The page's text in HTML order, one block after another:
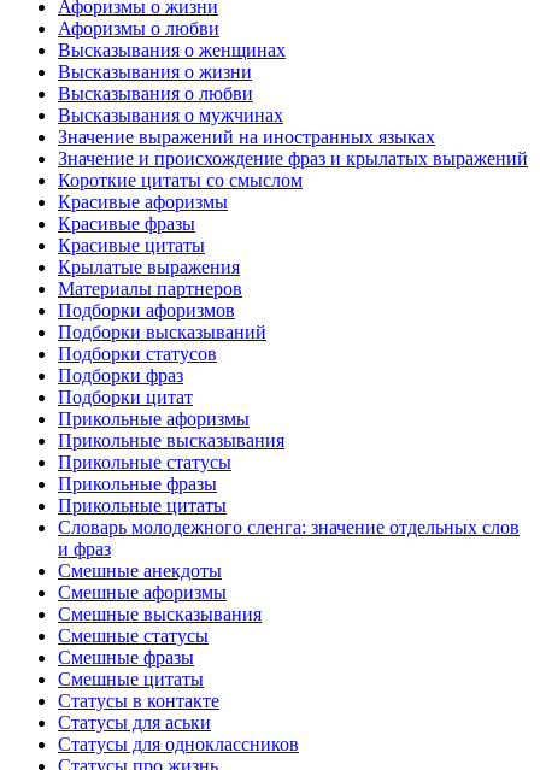
Афоризмы о жизни
Афоризмы о любви
Высказывания о женщинах
Высказывания о жизни
Высказывания о любви
Высказывания о мужчинах
Значение выражений на иностранных языках
Значение и происхождение фраз и крылатых выражений
Короткие цитаты со смыслом
Красивые афоризмы
Красивые фразы
Красивые цитаты
Крылатые выражения
Материалы партнеров
Подборки афоризмов
Подборки высказываний
Подборки статусов
Подборки фраз
Подборки цитат
Прикольные афоризмы
Прикольные высказывания
Прикольные статусы
Прикольные фразы
Прикольные цитаты
Словарь молодежного сленга: значение отдельных слов
и фраз
Смешные анекдоты
Смешные афоризмы
Смешные высказывания
Смешные статусы
Смешные фразы
Смешные цитаты
Статусы в контакте
Статусы для аськи
Статусы для одноклассников
Статусы про жизнь